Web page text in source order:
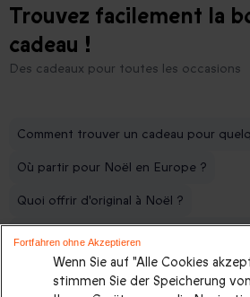
Trouvez facilement la
cadeau !
Des cadeaux pour toutes les occasions
Comment trouver un cadeau pour
Où partir pour Noël en Europe ?
Quoi offrir d'original à Noël ?
Quelles sont les meilleurs idées de
Wenn Sie auf "Alle Cookies
stimmen Sie der Speicherung
Fortfahren ohne Akzeptieren